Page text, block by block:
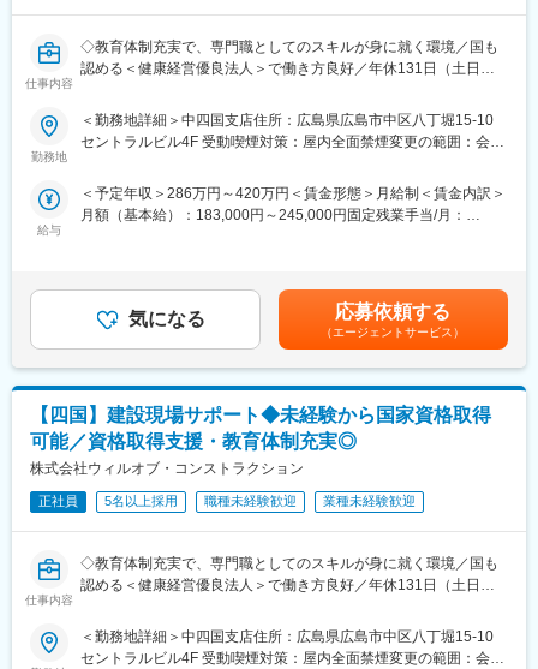
て行います。チームワークが大事なポジションです。
・製品特性上、緊急の手術は基本的にないため、休日や夜間の勤
務は発生しません。ご自身のペースで、スケジュールを立てなが
ら業務できるポジションです。
▽入社後のイメージ
・ご経験にもよりますが、基本的には座学研修を1週間実施したあ
ます。
・同ポジションでキャリアを積むことはもちろんですが、経験を
点が特徴です。
でき、退職金制度など福利厚生も充実しています。職種全体とし
ては看護師出身の女性社員が多いですが、一部のご事情を除い
て、産育休復帰率は基本的に100%。退職者も非常に少なく、長期
的に就業できる環境です。
変更の範囲：会社の定める業務
仕事内容
◇教育体制充実で、専門職としてのスキルが身に就く環境／国も
認める＜健康経営優良法人＞で働き方良好／年休131日（土日祝
■業務内容：
施工管理の仕事は、現場での作業を【管理・指示・進行】するこ
とであり、作業員として直接作業することは一切ありません！
現場の掛け持ちは基本なく、1人1現場を担当いただき、下記のよ
うな業務をお任せします。
＜外勤勤務（7割）＞
・先輩技術者と共に施工写真を撮影
・図面を見ながら指示だし
・安全施工しているのかチェック
・出来たものの採寸を計測 など
＜内勤勤務（3割）＞
・スタッフの労務管理
・書類・資料作成
～職場の雰囲気・業務内容など下記参考にしてください～
参考URL：https://start.willof-construction.co.jp/interview/honoka-
■研修体制：
勤務地
＜勤務地詳細＞中四国支店住所：広島県広島市中区八丁堀15-10
セントラルビル4F 受動喫煙対策：屋内全面禁煙変更の範囲：会社
給与
＜予定年収＞286万円～420万円＜賃金形態＞月給制＜賃金内訳＞
月額（基本給）：183,000円～245,000円固定残業手当/月：
されるスキル・経験・能力により相談の上で決定■賞与：年2回
（入社時期による）業績分配方式により賞与額を決定■昇給：年1
回 賃金はあくまでも目安の金額であり、選考を通じて上下する
可能性があります。月給(月額)は固定手当を含めた表記です。
気になる 応募依頼する
（エージェントサービス）
【四国】建設現場サポート◆未経験から国家資格取得
可能／資格取得支援・教育体制充実◎
株式会社ウィルオブ・コンストラクション
正社員 5名以上採用 職種未経験歓迎 業種未経験歓迎
仕事内容
◇教育体制充実で、専門職としてのスキルが身に就く環境／国も
認める＜健康経営優良法人＞で働き方良好／年休131日（土日祝
■業務内容：
＜勤務地詳細＞中四国支店住所：広島県広島市中区八丁堀15-10
セントラルビル4F 受動喫煙対策：屋内全面禁煙変更の範囲：会社